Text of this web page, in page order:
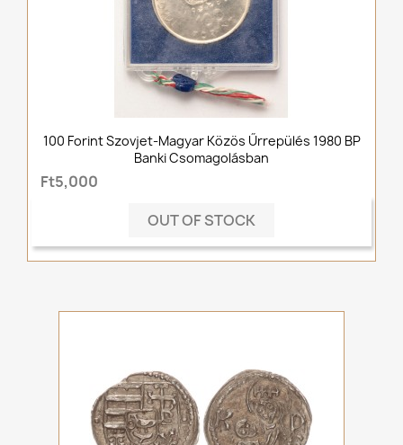
100 Forint Szovjet-Magyar Közös Űrrepülés 1980 BP
Banki Csomagolásban
Ft5,000
OUT OF STOCK